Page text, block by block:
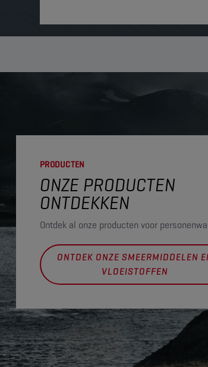
PRODUCTEN
ONZE PRODUCTEN
ONTDEKKEN
Ontdek al onze producten voor
ONTDEK ONZE SMEERMIDDELEN
VLOEISTOFFEN